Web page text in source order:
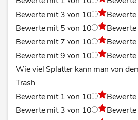
Bewerte mit 3 von 10
Bewerte mit 5 von 10
Bewerte mit 7 von 10
Bewerte mit 9 von 10
Wie viel Splatter kann man von
Trash
Bewerte mit 1 von 10
Bewerte mit 3 von 10